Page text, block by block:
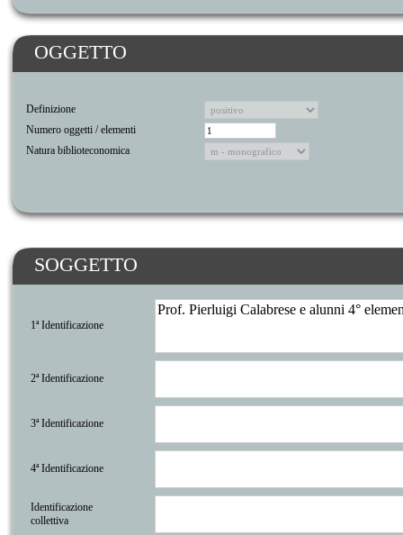
OGGETTO
Definizione
Numero oggetti / elementi
Natura biblioteconomica
SOGGETTO
1ª Identificazione
2ª Identificazione
3ª Identificazione
4ª Identificazione
Identificazione
collettiva